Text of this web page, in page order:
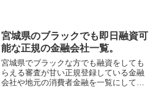
宮城県のブラックでも即日融資可
能な正規の金融会社一覧。
宮城県でブラックな方でも融資をしても
らえる審査が甘い正規登録している金融
会社や地元の消費者金融を一覧にしてご